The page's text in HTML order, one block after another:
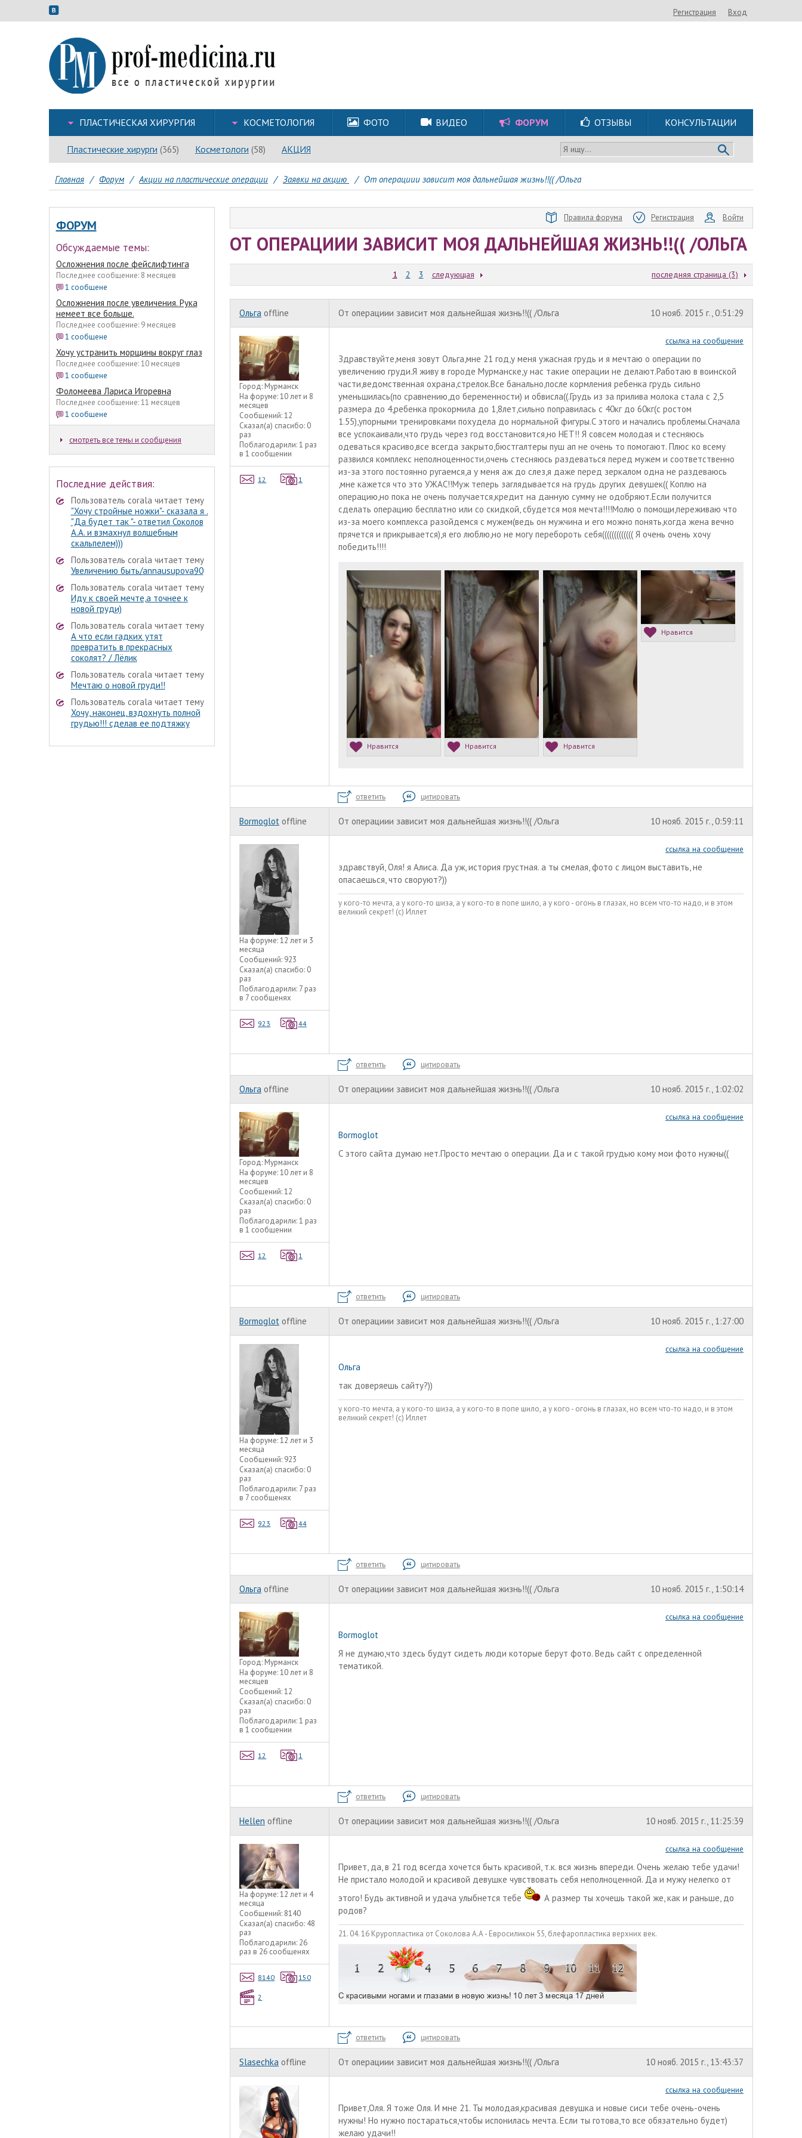
Регистрация Вход
ПЛАСТИЧЕСКАЯ ХИРУРГИЯ КОСМЕТОЛОГИЯ ФОТО ВИДЕО ФОРУМ ОТЗЫВЫ КОНСУЛЬТАЦИИ
Пластические хирурги (365) Косметологи (58) АКЦИЯ Я ищу...
Главная / Форум / Акции на пластические операции / Заявки на акцию / От операциии зависит моя дальнейшая жизнь!!(( /Ольга
ФОРУМ
Обсуждаемые темы:
Осложнения после фейслифтинга
Последнее сообщение: 8 месяцев
1 сообщене
Осложнения после увеличения. Рука
немеет все больше.
Последнее сообщение: 9 месяцев
1 сообщене
Хочу устранить морщины вокруг глаз
Последнее сообщение: 10 месяцев
1 сообщене
Фоломеева Лариса Игоревна
Последнее сообщение: 11 месяцев
1 сообщене
смотреть все темы и сообщения
Последние действия:
Пользователь corala читает тему
"Хочу стройные ножки"- сказала я .
"Да будет так "- ответил Соколов
А.А. и взмахнул волшебным
скальпелем)))
Пользователь corala читает тему
Увеличению быть/annausupova90
Пользователь corala читает тему
Иду к своей мечте,а точнее к
новой груди)
Пользователь corala читает тему
А что если гадких утят
превратить в прекрасных
соколят? / Лёлик
Пользователь corala читает тему
Мечтаю о новой груди!!
Пользователь corala читает тему
Хочу, наконец, вздохнуть полной
грудью!!! сделав ее подтяжку
Правила форума Регистрация Войти
ОТ ОПЕРАЦИИИ ЗАВИСИТ МОЯ ДАЛЬНЕЙШАЯ ЖИЗНЬ!!(( /ОЛЬГА
1 2 3 следующая последняя страница (3)
Ольга offline От операциии зависит моя дальнейшая жизнь!!(( /Ольга 10 нояб. 2015 г., 0:51:29
Город: Мурманск
На форуме:10 лет и 8
месяцев
Сообщений:12
Сказал(а) спасибо: 0
раз
Поблагодарили:1 раз
в 1 сообщении
12 1
ссылка на сообщение
Здравствуйте,меня зовут Ольга,мне 21 год,у меня ужасная грудь и я мечтаю о операции по
увеличению груди.Я живу в городе Мурманске,у нас такие операции не делают.Работаю в воинской
части,ведомственная охрана,стрелок.Все банально,после кормления ребенка грудь сильно
уменьшилась(по сравнению,до беременности) и обвисла((.Грудь из за прилива молока стала с 2,5
размера до 4,ребенка прокормила до 1,8лет,сильно поправилась с 40кг до 60кг(с ростом
1.55),упорными тренировками похудела до нормальной фигуры.С этого и начались проблемы.Сначала
все успокаивали,что грудь через год восстановится,но НЕТ!! Я совсем молодая и стесняюсь
одеваться красиво,все всегда закрыто,бюстгалтеры пуш ап не очень то помогают. Плюс ко всему
развился комплекс неполноценности,очень стесняюсь раздеваться перед мужем и соответственно
из-за этого постоянно ругаемся,а у меня аж до слез,я даже перед зеркалом одна не раздеваюсь
,мне кажется что это УЖАС!!Муж теперь заглядывается на грудь других девушек(( Коплю на
операцию,но пока не очень получается,кредит на данную сумму не одобряют.Если получится
сделать операцию бесплатно или со скидкой, сбудется моя мечта!!!!Молю о помощи,переживаю что
из-за моего комплекса разойдемся с мужем(ведь он мужчина и его можно понять,когда жена вечно
прячется и прикрывается),я его люблю,но не могу перебороть себя((((((((((((( Я очень очень хочу
победить!!!!
Нравится Нравится Нравится
Нравится
ответить цитировать
Bormoglot offline От операциии зависит моя дальнейшая жизнь!!(( /Ольга 10 нояб. 2015 г., 0:59:11
На форуме:12 лет и 3
месяца
Сообщений: 923
Сказал(а) спасибо: 0
раз
Поблагодарили: 7 раз
в 7 сообщенях
923 44
ссылка на сообщение
здравствуй, Оля! я Алиса. Да уж, история грустная. а ты смелая, фото с лицом выставить, не
опасаешься, что своруют?))
у кого-то мечта, а у кого-то шиза, а у кого-то в попе шило, а у кого - огонь в глазах, но всем что-то надо, и в этом
великий секрет! (с) Иллет
ответить цитировать
Ольга offline От операциии зависит моя дальнейшая жизнь!!(( /Ольга 10 нояб. 2015 г., 1:02:02
Город: Мурманск
На форуме:10 лет и 8
месяцев
Сообщений:12
Сказал(а) спасибо: 0
раз
Поблагодарили:1 раз
в 1 сообщении
12 1
ссылка на сообщение
Bormoglot
С этого сайта думаю нет.Просто мечтаю о операции. Да и с такой грудью кому мои фото нужны((
ответить цитировать
Bormoglot offline От операциии зависит моя дальнейшая жизнь!!(( /Ольга 10 нояб. 2015 г., 1:27:00
На форуме:12 лет и 3
месяца
Сообщений: 923
Сказал(а) спасибо: 0
раз
Поблагодарили: 7 раз
в 7 сообщенях
923 44
ссылка на сообщение
Ольга
так доверяешь сайту?))
у кого-то мечта, а у кого-то шиза, а у кого-то в попе шило, а у кого - огонь в глазах, но всем что-то надо, и в этом
великий секрет! (с) Иллет
ответить цитировать
Ольга offline От операциии зависит моя дальнейшая жизнь!!(( /Ольга 10 нояб. 2015 г., 1:50:14
Город: Мурманск
На форуме:10 лет и 8
месяцев
Сообщений:12
Сказал(а) спасибо: 0
раз
Поблагодарили:1 раз
в 1 сообщении
12 1
ссылка на сообщение
Bormoglot
Я не думаю,что здесь будут сидеть люди которые берут фото. Ведь сайт с определенной
тематикой.
ответить цитировать
Hellen offline От операциии зависит моя дальнейшая жизнь!!(( /Ольга 10 нояб. 2015 г., 11:25:39
На форуме:12 лет и 4
месяца
Сообщений: 8140
Сказал(а) спасибо: 48
раз
Поблагодарили: 26
раз в 26 сообщенях
8140 150
2
ссылка на сообщение
Привет, да, в 21 год всегда хочется быть красивой, т.к. вся жизнь впереди. Очень желаю тебе удачи!
Не пристало молодой и красивой девушке чувствовать себя неполноценной. Да и мужу нелегко от
этого! Будь активной и удача улыбнется тебе
А размер ты хочешь такой же, как и раньше, до
родов?
21. 04. 16 Круропластика от Соколова А.А - Евросиликон 55, блефаропластика верхних век.
ответить цитировать
Slasechka offline От операциии зависит моя дальнейшая жизнь!!(( /Ольга 10 нояб. 2015 г., 13:43:37
ссылка на сообщение
Привет,Оля. Я тоже Оля. И мне 21. Ты молодая,красивая девушка и новые сиси тебе очень-очень
нужны! Но нужно постараться,чтобы испонилась мечта. Если ты готова,то все обязательно будет)
желаю удачи!!